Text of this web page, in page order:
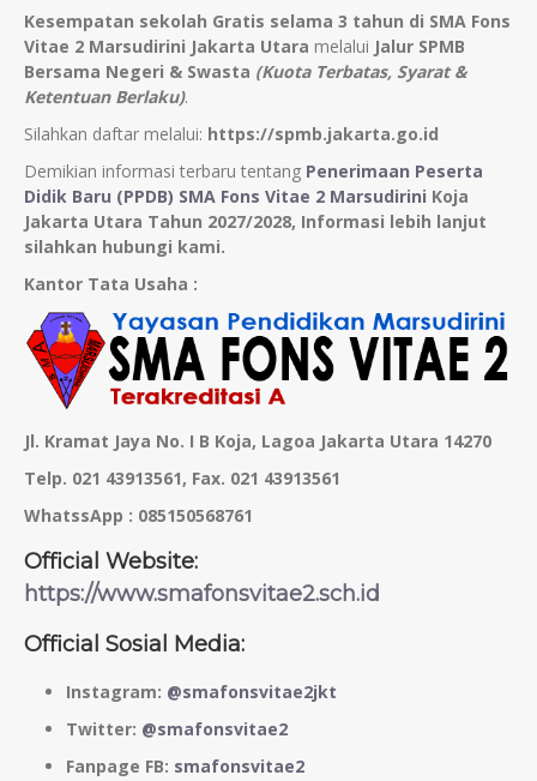
Kesempatan sekolah Gratis selama 3 tahun di SMA Fons
Vitae 2 Marsudirini Jakarta Utara melalui Jalur SPMB
Bersama Negeri & Swasta (Kuota Terbatas, Syarat &
Ketentuan Berlaku).
Silahkan daftar melalui: https://spmb.jakarta.go.id
Demikian informasi terbaru tentang Penerimaan Peserta
Didik Baru (PPDB) SMA Fons Vitae 2 Marsudirini Koja
Jakarta Utara Tahun 2027/2028, Informasi lebih lanjut
silahkan hubungi kami.
Kantor Tata Usaha :
Jl. Kramat Jaya No. I B Koja, Lagoa Jakarta Utara 14270
Telp. 021 43913561, Fax. 021 43913561
WhatssApp : 085150568761
Official Website:
https://www.smafonsvitae2.sch.id
Official Sosial Media:
Instagram: @smafonsvitae2jkt
Twitter: @smafonsvitae2
Fanpage FB: smafonsvitae2